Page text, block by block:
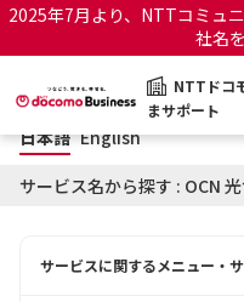
2025年7月より、NTTコミュ
社名
NTTドコ
まサポート
NTTドコモビジネスお
サポートトップ
日本語 English
サービスに関するメニュー・